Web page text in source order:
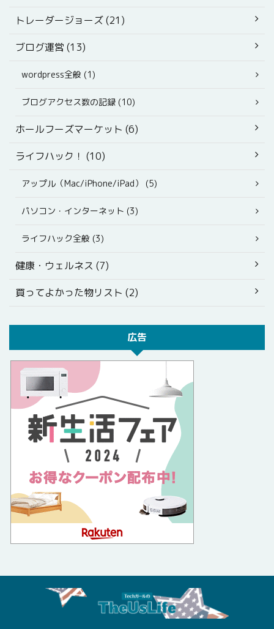
トレーダージョーズ (21)
ブログ運営 (13)
wordpress全般 (1)
ブログアクセス数の記録 (10)
ホールフーズマーケット (6)
ライフハック！ (10)
アップル（Mac/iPhone/iPad） (5)
パソコン・インターネット (3)
ライフハック全般 (3)
健康・ウェルネス (7)
買ってよかった物リスト (2)
広告